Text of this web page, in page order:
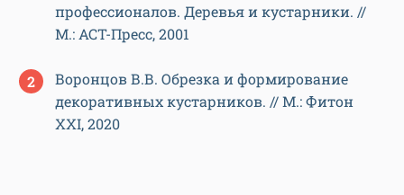
профессионалов. Деревья и кустарники. //
М.: АСТ-Пресс, 2001
Воронцов В.В. Обрезка и формирование
декоративных кустарников. // М.: Фитон
XXI, 2020